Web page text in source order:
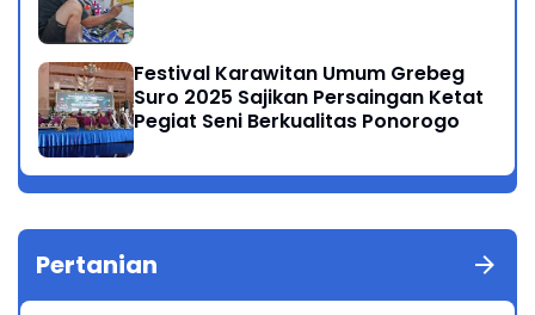
Festival Karawitan Umum Grebeg
Suro 2025 Sajikan Persaingan Ketat
Pegiat Seni Berkualitas Ponorogo
Pertanian